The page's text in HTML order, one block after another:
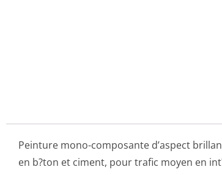
Peinture mono-composante d’aspect
en b?ton et ciment, pour trafic moyen en